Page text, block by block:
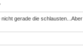
gerade die schlausten...Aber